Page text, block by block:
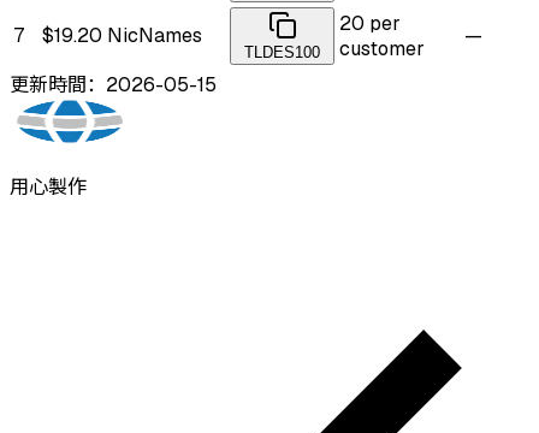
7 $19.20 NicNames
TLDES100
20 per
customer
—
更新時間：2026-05-15
用心製作